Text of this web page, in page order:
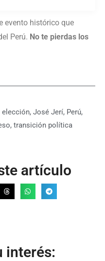
evento histórico que
Perú. No te pierdas los
elección, José Jerí, Perú,
, transición política
artículo
interés: